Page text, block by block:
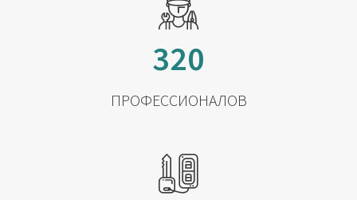
320
ПРОФЕССИОНАЛОВ